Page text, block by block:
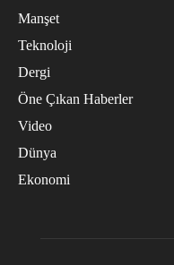
Manşet
Teknoloji
Dergi
Öne Çıkan Haberler
Video
Dünya
Ekonomi